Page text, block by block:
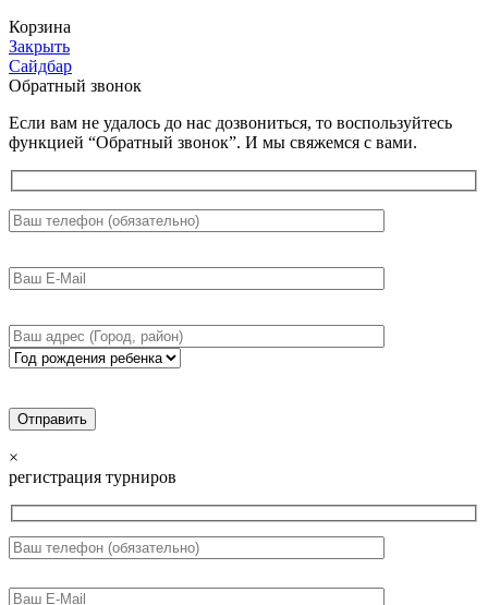
Корзина
Закрыть
Сайдбар
Обратный звонок
Если вам не удалось до нас дозвониться, то воспользуйтесь
функцией “Обратный звонок”. И мы свяжемся с вами.
×
регистрация турниров